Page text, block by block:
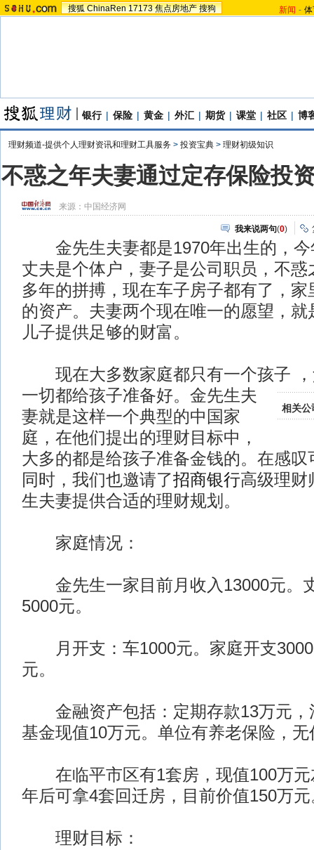
搜狐 ChinaRen 17173 焦点房地产 搜狗 新闻 -
银行 | 保险 | 黄金 | 外汇 | 期货 | 课堂 | 社区 | 博
理财频道-提供个人理财资讯和理财工具服务 > 投资宝典 > 理财初级知识
不惑之年夫妻通过定存保险投
来源：中国经济网
我来说两句(0)
金先生夫妻都是1970年出生的，今
丈夫是个体户，妻子是公司职员，不惑
多年的拼搏，现在车子房子都有了，
的资产。夫妻两个现在唯一的愿望，就
儿子提供足够的财富。
现在大多数家庭都只有一个孩子
相关公
一切都给孩子准备好。金先生夫
妻就是这样一个典型的中国家
庭，在他们提出的理财目标中，
大多的都是给孩子准备金钱的。在感叹
同时，我们也邀请了招商银行高级理财
生夫妻提供合适的理财规划。
家庭情况：
金先生一家目前月收入13000元。
5000元。
月开支：车1000元。家庭开支3000
元。
金融资产包括：定期存款13万元，
基金现值10万元。单位有养老保险，
在临平市区有1套房，现值100万元
年后可拿4套回迁房，目前价值150万元
理财目标：